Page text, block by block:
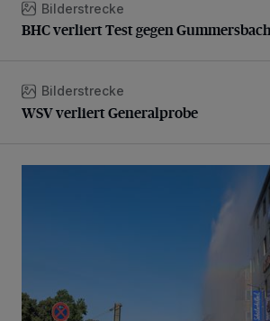
BHC verliert Test gegen Gummersbach
Bilderstrecke
BHC verliert Test gegen
WSV verliert Generalprobe
Bilderstrecke
WSV verliert Generalprobe